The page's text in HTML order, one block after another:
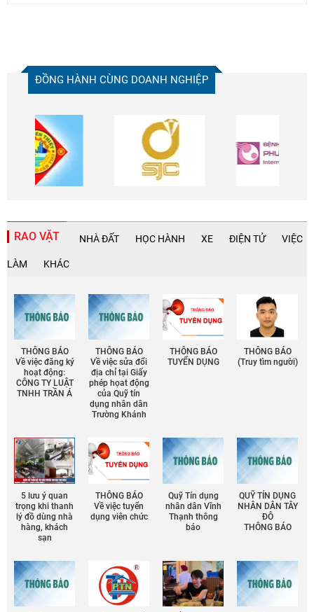
ĐỒNG HÀNH CÙNG DOANH NGHIỆP
RAO VẶT NHÀ ĐẤT HỌC HÀNH XE ĐIỆN TỬ VIỆC
LÀM KHÁC
THÔNG BÁO
Về việc đăng ký
hoạt động:
CÔNG TY LUẬT
TNHH TRẦN Á
THÔNG BÁO
Về việc sửa đổi
địa chỉ tại Giấy
phép họat động
của Quỹ tín
dụng nhân dân
Trường Khánh
THÔNG BÁO
TUYỂN DỤNG
THÔNG BÁO
(Truy tìm người)
5 lưu ý quan
trọng khi thanh
lý đồ dùng nhà
hàng, khách
sạn
THÔNG BÁO
Về việc tuyển
dụng viên chức
Quỹ Tín dụng
nhân dân Vĩnh
Thạnh thông
báo
QUỸ TÍN DỤNG
NHÂN DÂN TÂY
ĐÔ
THÔNG BÁO